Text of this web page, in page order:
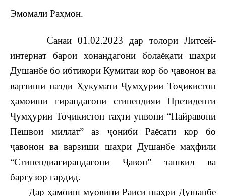
Эмомалӣ Раҳмон.
Санаи 01.02.2023 дар толори Литсей-
интернат барои хонандагони болаёқати шаҳри
Душанбе бо ибтикори Кумитаи кор бо ҷавонон ва
варзиши назди Ҳукумати Ҷумҳурии Тоҷикистон
ҳамоиши гирандагони стипендияи Президенти
Ҷумҳурии Тоҷикистон таҳти унвони “Пайравони
Пешвои миллат” аз ҷониби Раёсати кор бо
ҷавонон ва варзиши шаҳри Душанбе маҳфили
“Стипендиагирандагони Ҷавон” ташкил ва
баргузор гардид.
Дар ҳамоиш муовини Раиси шаҳри Душанбе